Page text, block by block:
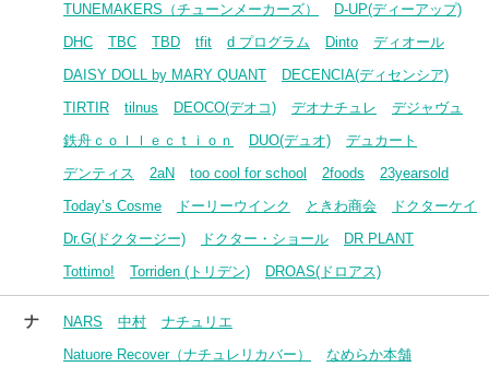
TUNEMAKERS（チューンメーカーズ）
D-UP(ディーアップ)
DHC
TBC TBD tfit d プログラム Dinto
ディオール
DAISY DOLL by MARY QUANT
DECENCIA(ディセンシア)
TIRTIR
tilnus DEOCO(デオコ) デオナチュレ
デジャヴュ
鉄舟ｃｏｌｌｅｃｔｉｏｎ
DUO(デュオ)
デュカート
デンティス
2aN too cool for school 2foods
23yearsold
Today’s Cosme
ドーリーウインク ときわ商会
ドクターケイ
Dr.G(ドクタージー)
ドクター・ショール
DR PLANT
Tottimo!
Torriden (トリデン) DROAS(ドロアス)
ナ NARS 中村
ナチュリエ
Natuore Recover（ナチュレリカバー）
なめらか本舗